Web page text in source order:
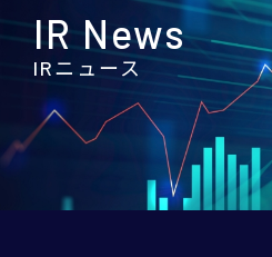
IR News
IRニュース